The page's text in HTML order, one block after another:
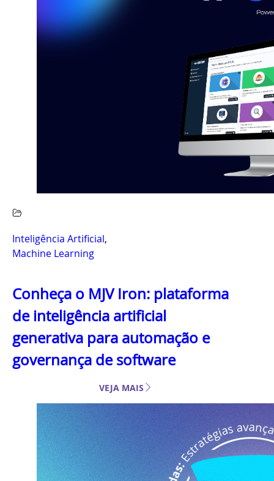
Inteligência Artificial,
Machine Learning
Conheça o MJV Iron: plataforma
de inteligência artificial
generativa para automação e
governança de software
VEJA MAIS